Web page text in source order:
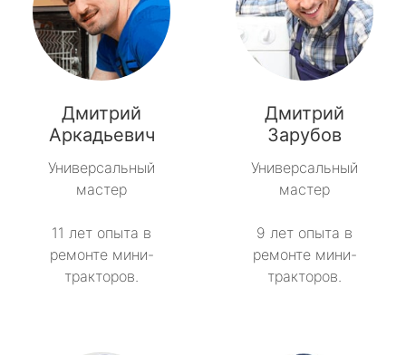
Дмитрий
Аркадьевич
Универсальный
мастер
11 лет опыта в
ремонте мини-
тракторов.
Дмитрий
Зарубов
Универсальный
мастер
9 лет опыта в
ремонте мини-
тракторов.